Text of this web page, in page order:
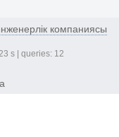
компаниясы
s | queries: 12